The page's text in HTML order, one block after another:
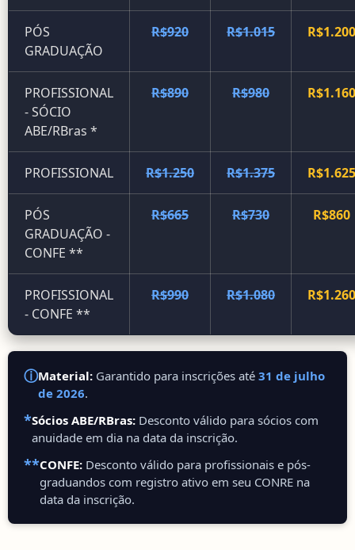
PÓS
GRADUAÇÃO
R$920 R$1.015 R$1.200
PROFISSIONAL
- SÓCIO
ABE/RBras *
R$890 R$980 R$1.160
PROFISSIONAL R$1.250 R$1.375 R$1.625
PÓS
GRADUAÇÃO -
CONFE **
R$665 R$730 R$860
PROFISSIONAL
- CONFE **
R$990 R$1.080 R$1.260
ⓘMaterial: Garantido para inscrições até 31 de julho
de 2026.
*Sócios ABE/RBras: Desconto válido para sócios com
anuidade em dia na data da inscrição.
**CONFE: Desconto válido para profissionais e pós-
graduandos com registro ativo em seu CONRE na
data da inscrição.